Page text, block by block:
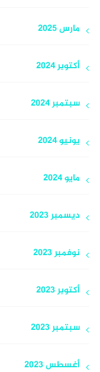
مارس 2025
أكتوبر 2024
سبتمبر 2024
يونيو 2024
مايو 2024
ديسمبر 2023
نوفمبر 2023
أكتوبر 2023
سبتمبر 2023
أغسطس 2023